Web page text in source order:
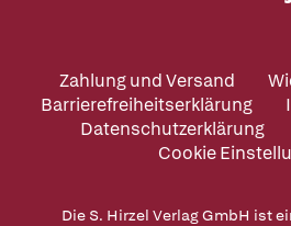
Zahlung und Versand
Barrierefreiheitserklärung
Datenschutzerklärung
Cookie
Die S. Hirzel Verlag GmbH ist